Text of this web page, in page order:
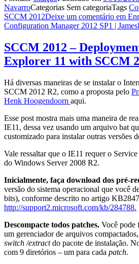
NavarroCategorias Sem categoriaTags
SCCM 2012Deixe um comentário em
Configuration Manager 2012 SP1 |
SCCM 2012 –
Explorer 11 with SCCM
Há diversas maneiras de se instalar o
SCCM 2012 R2, como a proposta pelo
Henk Hoogendoorn aqui.
Esse post mostra mais uma maneira de
IE11, dessa vez usando um arquivo bat
customizado para instalar outras versões
Vale ressaltar que o IE11 requer o
do Windows Server 2008 R2.
Inicialmente, faça download dos pré-
versão do sistema operacional que você
bits), conforme descrito no artigo
http://support2.microsoft.com/kb/284788.
Descompacte todos patches. Você pode
um gerenciador de arquivos
switch /extractdo pacote de instalação.
com 9 diretórios – um para cada patch.